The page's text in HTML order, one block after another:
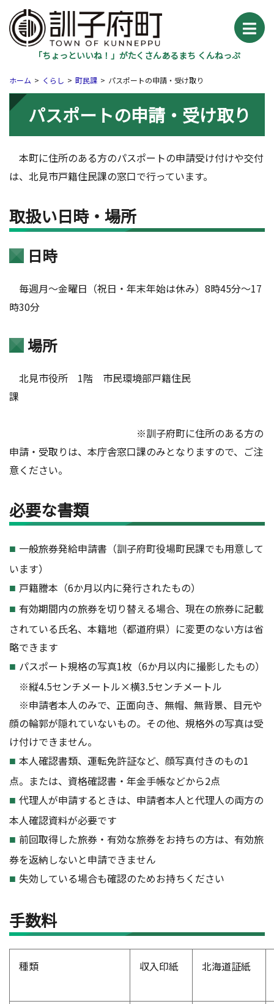
「ちょっといいね！」がたくさんあるまち くんねっぷ
ホーム くらし 町民課 パスポートの申請・受け取り
パスポートの申請・受け取り
本町に住所のある方のパスポートの申請受け付けや交付
は、北見市戸籍住民課の窓口で行っています。
取扱い日時・場所
日時
毎週月～金曜日（祝日・年末年始は休み）8時45分～17
時30分
場所
北見市役所 1階 市民環境部戸籍住民
課
※訓子府町に住所のある方の
申請・受取りは、本庁舎窓口課のみとなりますので、ご注
意ください。
必要な書類
一般旅券発給申請書（訓子府町役場町民課でも用意して
います）
戸籍謄本（6か月以内に発行されたもの）
有効期間内の旅券を切り替える場合、現在の旅券に記載
されている氏名、本籍地（都道府県）に変更のない方は省
略できます
パスポート規格の写真1枚（6か月以内に撮影したもの）
※縦4.5センチメートル×横3.5センチメートル
※申請者本人のみで、正面向き、無帽、無背景、目元や
顔の輪郭が隠れていないもの。その他、規格外の写真は受
け付けできません。
本人確認書類、運転免許証など、顔写真付きのもの1
点。または、資格確認書・年金手帳などから2点
代理人が申請するときは、申請者本人と代理人の両方の
本人確認資料が必要です
前回取得した旅券・有効な旅券をお持ちの方は、有効旅
券を返納しないと申請できません
失効している場合も確認のためお持ちください
手数料
種類 収入印紙 北海道証紙